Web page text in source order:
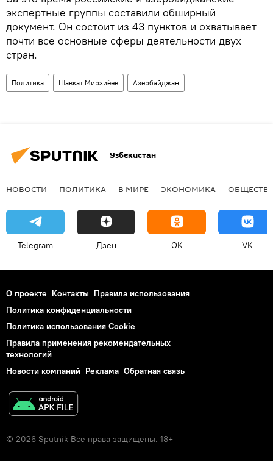
экспертные группы составили обширный
документ. Он состоит из 43 пунктов и охватывает
почти все основные сферы деятельности двух
стран.
Политика Шавкат Мирзиёев Азербайджан
Узбекистан
НОВОСТИ ПОЛИТИКА В МИРЕ ЭКОНОМИКА
Telegram Дзен OK VK
О проекте Контакты Правила использования
Политика конфиденциальности
Политика использования Cookie
Правила применения рекомендательных
технологий
Новости компаний Реклама Обратная связь
© 2026 Sputnik Все права защищены. 18+